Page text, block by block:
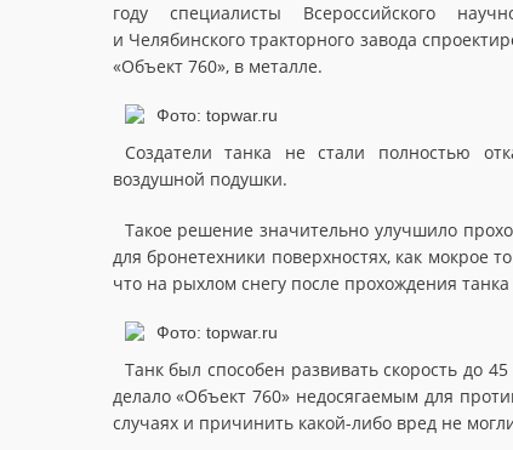
году специалисты Всероссийского
и Челябинского тракторного завода
«Объект 760», в металле.
Создатели танка не стали полностью
воздушной подушки.
Такое решение значительно улучшило
для бронетехники поверхностях, как мокрое
что на рыхлом снегу после прохождения
Танк был способен развивать скорость до
делало «Объект 760» недосягаемым для
случаях и причинить какой-либо вред не